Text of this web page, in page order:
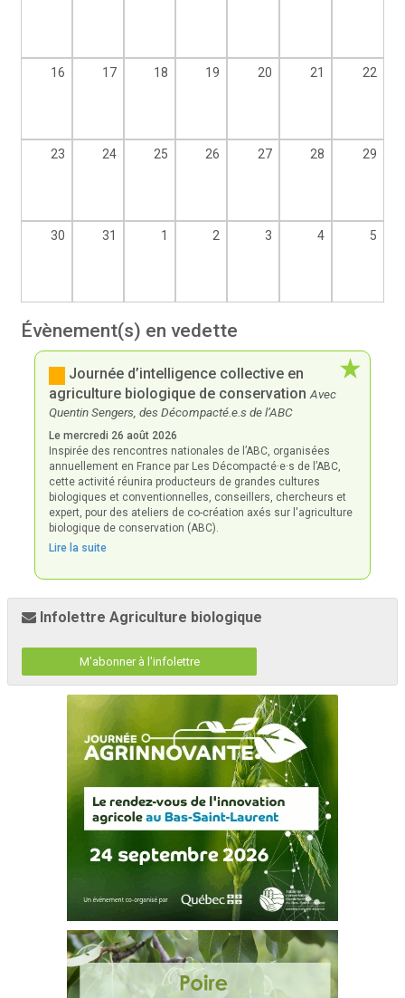
16 17 18 19 20 21 22
23 24 25 26 27 28 29
30 31 1 2 3 4 5
Évènement(s) en vedette
Journée d’intelligence collective en
agriculture biologique de conservation Avec
Quentin Sengers, des Décompacté.e.s de l’ABC
Le mercredi 26 août 2026
Inspirée des rencontres nationales de l’ABC, organisées
annuellement en France par Les Décompacté·e·s de l’ABC,
cette activité réunira producteurs de grandes cultures
biologiques et conventionnelles, conseillers, chercheurs et
expert, pour des ateliers de co-création axés sur l'agriculture
biologique de conservation (ABC).
Lire la suite
Infolettre Agriculture biologique
M'abonner à l'infolettre